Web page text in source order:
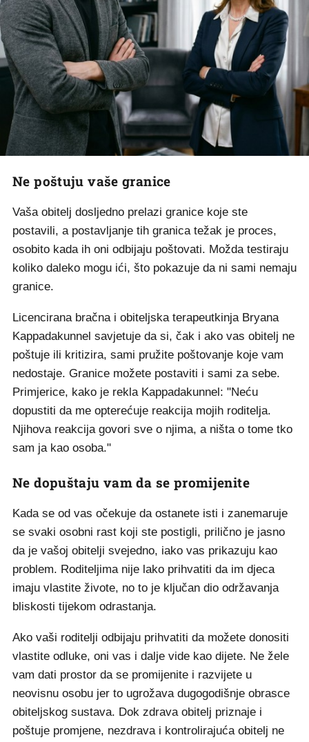
Ne poštuju vaše granice
Vaša obitelj dosljedno prelazi granice koje ste
postavili, a postavljanje tih granica težak je proces,
osobito kada ih oni odbijaju poštovati. Možda testiraju
koliko daleko mogu ići, što pokazuje da ni sami nemaju
granice.
Licencirana bračna i obiteljska terapeutkinja Bryana
Kappadakunnel savjetuje da si, čak i ako vas obitelj ne
poštuje ili kritizira, sami pružite poštovanje koje vam
nedostaje. Granice možete postaviti i sami za sebe.
Primjerice, kako je rekla Kappadakunnel: "Neću
dopustiti da me opterećuje reakcija mojih roditelja.
Njihova reakcija govori sve o njima, a ništa o tome tko
sam ja kao osoba."
Ne dopuštaju vam da se promijenite
Kada se od vas očekuje da ostanete isti i zanemaruje
se svaki osobni rast koji ste postigli, prilično je jasno
da je vašoj obitelji svejedno, iako vas prikazuju kao
problem. Roditeljima nije lako prihvatiti da im djeca
imaju vlastite živote, no to je ključan dio održavanja
bliskosti tijekom odrastanja.
Ako vaši roditelji odbijaju prihvatiti da možete donositi
vlastite odluke, oni vas i dalje vide kao dijete. Ne žele
vam dati prostor da se promijenite i razvijete u
neovisnu osobu jer to ugrožava dugogodišnje obrasce
obiteljskog sustava. Dok zdrava obitelj priznaje i
poštuje promjene, nezdrava i kontrolirajuća obitelj ne